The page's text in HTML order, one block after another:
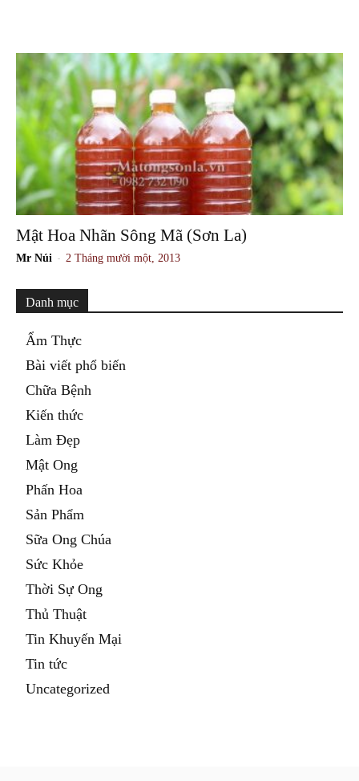
Mật Hoa Nhãn Sông Mã (Sơn La)
Mr Núi - 2 Tháng mười một, 2013
Danh mục
Ẩm Thực
Bài viết phổ biến
Chữa Bệnh
Kiến thức
Làm Đẹp
Mật Ong
Phấn Hoa
Sản Phẩm
Sữa Ong Chúa
Sức Khỏe
Thời Sự Ong
Thủ Thuật
Tin Khuyến Mại
Tin tức
Uncategorized